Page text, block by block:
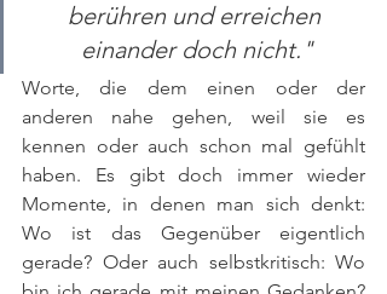
berühren und erreichen
einander doch nicht."
Worte, die dem einen oder der
anderen nahe gehen, weil sie es
kennen oder auch schon mal gefühlt
haben. Es gibt doch immer wieder
Momente, in denen man sich denkt:
Wo ist das Gegenüber eigentlich
gerade? Oder auch selbstkritisch: Wo